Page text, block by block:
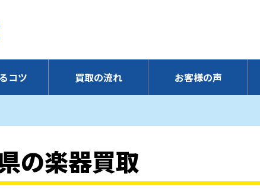
コツ 買取の流れ お客様の声
の楽器買取